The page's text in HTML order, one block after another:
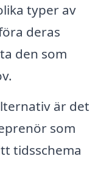
typer av
deras
den som
är det
som
tidsschema